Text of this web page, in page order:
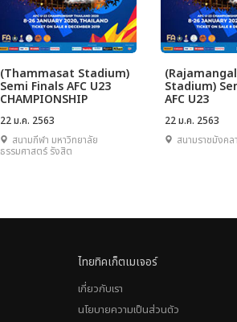
(Thammasat Stadium)
Semi Finals AFC U23
CHAMPIONSHIP
THAILAND 2020
22 ม.ค. 2563
สนามกีฬา มหาวิทยาลัย
ธรรมศาสตร์ รังสิต
Stadium)
AFC U23
THAILAND
22 ม.ค. 2563
สนามราชมังคล
ไทยทิคเก็ตเมเจอร์
เกี่ยวกับเรา
นโยบายความเป็นส่วนตัว